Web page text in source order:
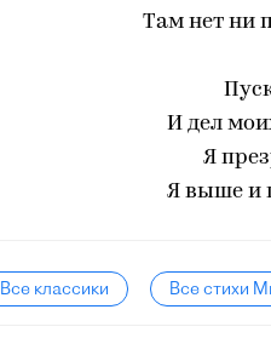
Там нет ни
И дел
‎Я
Я выше и
Все классики Все стихи